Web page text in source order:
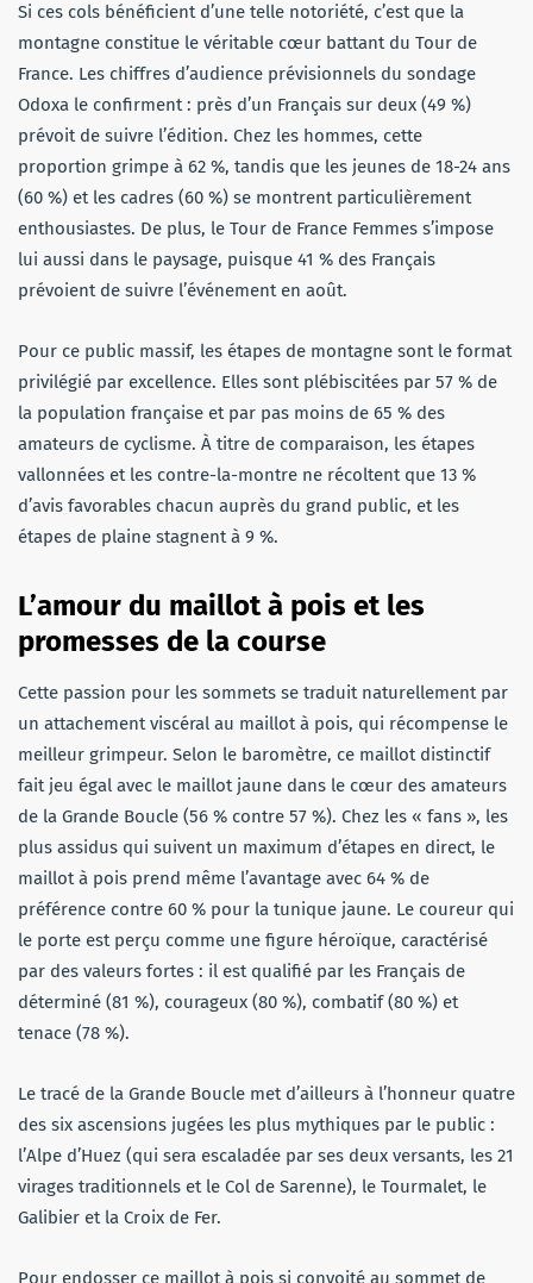
Si ces cols bénéficient d’une telle notoriété, c’est que la
montagne constitue le véritable cœur battant du Tour de
France. Les chiffres d’audience prévisionnels du sondage
Odoxa le confirment : près d’un Français sur deux (49 %)
prévoit de suivre l’édition. Chez les hommes, cette
proportion grimpe à 62 %, tandis que les jeunes de 18-24 ans
(60 %) et les cadres (60 %) se montrent particulièrement
enthousiastes. De plus, le Tour de France Femmes s’impose
lui aussi dans le paysage, puisque 41 % des Français
prévoient de suivre l’événement en août.
Pour ce public massif, les étapes de montagne sont le format
privilégié par excellence. Elles sont plébiscitées par 57 % de
la population française et par pas moins de 65 % des
amateurs de cyclisme. À titre de comparaison, les étapes
vallonnées et les contre-la-montre ne récoltent que 13 %
d’avis favorables chacun auprès du grand public, et les
étapes de plaine stagnent à 9 %.
L’amour du maillot à pois et les
promesses de la course
Cette passion pour les sommets se traduit naturellement par
un attachement viscéral au maillot à pois, qui récompense le
meilleur grimpeur. Selon le baromètre, ce maillot distinctif
fait jeu égal avec le maillot jaune dans le cœur des amateurs
de la Grande Boucle (56 % contre 57 %). Chez les « fans », les
plus assidus qui suivent un maximum d’étapes en direct, le
maillot à pois prend même l’avantage avec 64 % de
préférence contre 60 % pour la tunique jaune. Le coureur qui
le porte est perçu comme une figure héroïque, caractérisé
par des valeurs fortes : il est qualifié par les Français de
déterminé (81 %), courageux (80 %), combatif (80 %) et
tenace (78 %).
Le tracé de la Grande Boucle met d’ailleurs à l’honneur quatre
des six ascensions jugées les plus mythiques par le public :
l’Alpe d’Huez (qui sera escaladée par ses deux versants, les 21
virages traditionnels et le Col de Sarenne), le Tourmalet, le
Galibier et la Croix de Fer.
Pour endosser ce maillot à pois si convoité au sommet de